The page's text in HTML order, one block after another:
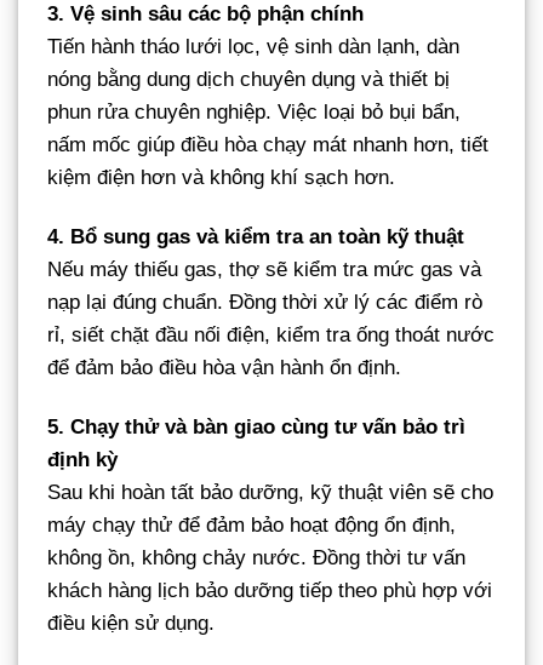
3. Vệ sinh sâu các bộ phận chính
Tiến hành tháo lưới lọc, vệ sinh dàn lạnh, dàn
nóng bằng dung dịch chuyên dụng và thiết bị
phun rửa chuyên nghiệp. Việc loại bỏ bụi bẩn,
nấm mốc giúp điều hòa chạy mát nhanh hơn, tiết
kiệm điện hơn và không khí sạch hơn.
4. Bổ sung gas và kiểm tra an toàn kỹ thuật
Nếu máy thiếu gas, thợ sẽ kiểm tra mức gas và
nạp lại đúng chuẩn. Đồng thời xử lý các điểm rò
rỉ, siết chặt đầu nối điện, kiểm tra ống thoát nước
để đảm bảo điều hòa vận hành ổn định.
5. Chạy thử và bàn giao cùng tư vấn bảo trì
định kỳ
Sau khi hoàn tất bảo dưỡng, kỹ thuật viên sẽ cho
máy chạy thử để đảm bảo hoạt động ổn định,
không ồn, không chảy nước. Đồng thời tư vấn
khách hàng lịch bảo dưỡng tiếp theo phù hợp với
điều kiện sử dụng.